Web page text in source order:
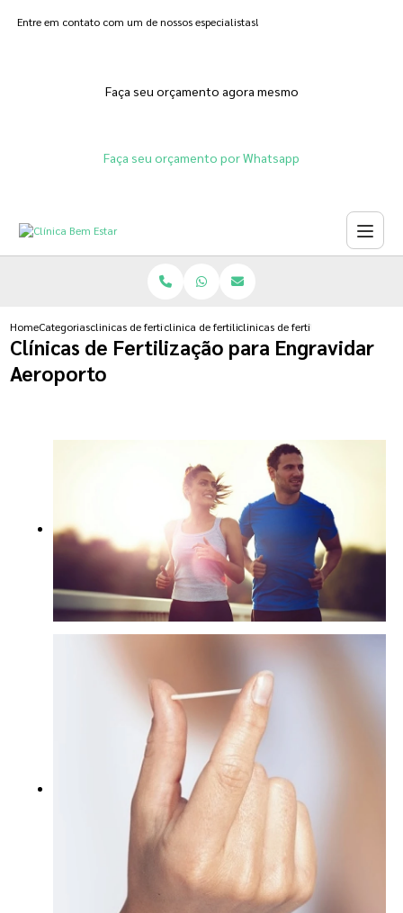
Entre em contato com um de nossos especialistas!
Faça seu orçamento agora mesmo
Faça seu orçamento por Whatsapp
HomeCategoriasclinicas de fertilizacoesclinica de fertilizacao feminina
clinicas de fertilizacao para
Clínicas de Fertilização para Engravidar
Aeroporto